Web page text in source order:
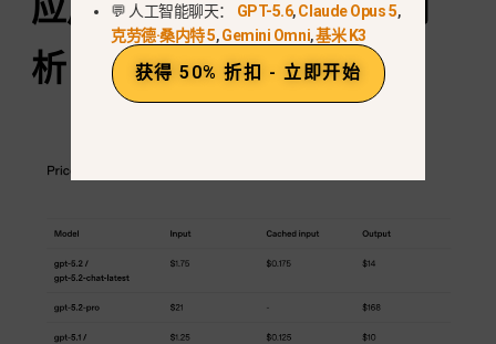
析：代币成本和隐藏费用
💬 人工智能聊天： GPT-5.6,Claude Opus 5,
克劳德·桑内特 5,Gemini Omni,基米 K3
获得 50% 折扣 - 立即开始